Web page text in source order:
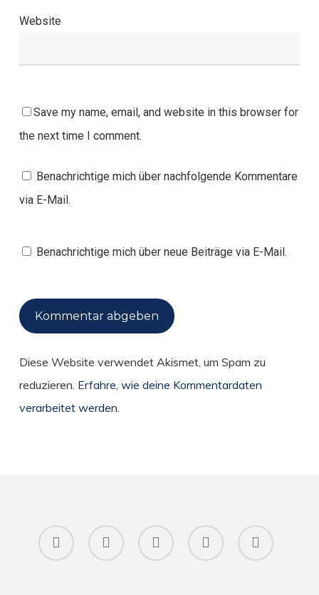
Website
Save my name, email, and website in this browser for
the next time I comment.
Benachrichtige mich über nachfolgende Kommentare
via E-Mail.
Benachrichtige mich über neue Beiträge via E-Mail.
Diese Website verwendet Akismet, um Spam zu
reduzieren. Erfahre, wie deine Kommentardaten
verarbeitet werden.
twitter facebook pinterest RSS instagram